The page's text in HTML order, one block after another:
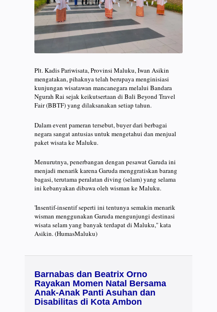
Plt. Kadis Pariwisata, Provinsi Maluku, Iwan Asikin
mengatakan, pihaknya telah berupaya menginisiasi
kunjungan wisatawan mancanegara melalui Bandara
Ngurah Rai sejak keikutsertaan di Bali Beyond Travel
Fair (BBTF) yang dilaksanakan setiap tahun.
Dalam event pameran tersebut, buyer dari berbagai
negara sangat antusias untuk mengetahui dan menjual
paket wisata ke Maluku.
Menurutnya, penerbangan dengan pesawat Garuda ini
menjadi menarik karena Garuda menggratiskan barang
bagasi, terutama peralatan diving (selam) yang selama
ini kebanyakan dibawa oleh wisman ke Maluku.
'Insentif-insentif seperti ini tentunya semakin menarik
wisman menggunakan Garuda mengunjungi destinasi
wisata selam yang banyak terdapat di Maluku," kata
Asikin. (HumasMaluku)
Barnabas dan Beatrix Orno
Rayakan Momen Natal Bersama
Anak-Anak Panti Asuhan dan
Disabilitas di Kota Ambon